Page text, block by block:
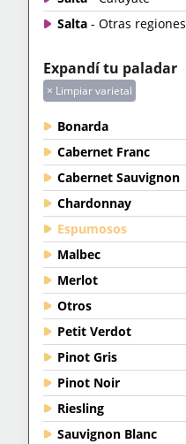
Salta - Otras regiones
Expandí tu paladar
× Limpiar varietal
Bonarda
Cabernet Franc
Cabernet Sauvignon
Chardonnay
Espumosos
Malbec
Merlot
Otros
Petit Verdot
Pinot Gris
Pinot Noir
Riesling
Sauvignon Blanc